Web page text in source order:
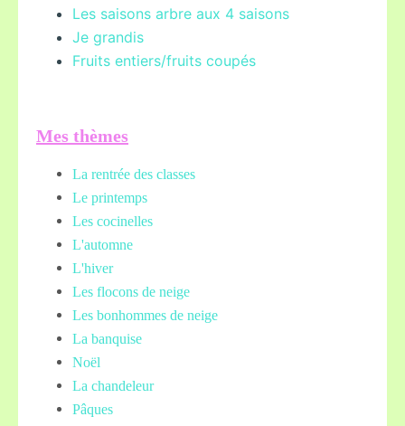
Les saisons arbre aux 4 saisons
Je grandis
Fruits entiers/fruits coupés
Mes thèmes
La rentrée des classes
Le printemps
Les cocinelles
L'automne
L'hiver
Les flocons de neige
Les bonhommes de neige
La banquise
Noël
La chandeleur
Pâques